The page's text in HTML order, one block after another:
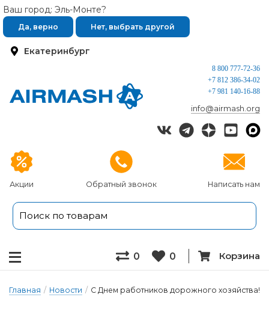
Екатеринбург
Ваш город: Эль-Монте?
Да, верно Нет, выбрать другой
Акции Обратный звонок Написать нам
8 800 777-72-36
+7 812 386-34-02
+7 981 140-16-88
info@airmash.org
0 0 Корзина
Главная / Новости / С Днем работников дорожного хозяйства!